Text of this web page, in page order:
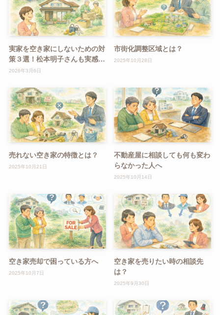
実家を空き家にしないための対
策３選！松本明子さんも実感し
た「早めの対策」の重要性
2026年3月6日
市街化調整区域とは？
2025年10月28日
売れない空き家の特徴とは？
2025年10月21日
不動産屋に相談しても何も変わ
らなかった人へ
2025年10月14日
空き家売却で困っている方へ
2025年10月7日
空き家を売りたい時の相談先
は？
2025年9月30日